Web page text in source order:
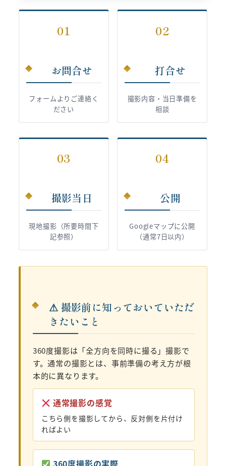
01
お問合せ
フォームよりご連絡く
ださい
02
打合せ
撮影内容・当日準備を
相談
03
撮影当日
現地撮影（所要時間下
記参照）
04
公開
Googleマップに公開
（通常7日以内）
⚠ 撮影前に知っておいていただ
きたいこと
360度撮影は「全方向を同時に撮る」撮影で
す。通常の撮影とは、事前準備の考え方が根
本的に異なります。
通常撮影の感覚
こちら側を撮影してから、反対側を片付け
ればよい
360度撮影の実際